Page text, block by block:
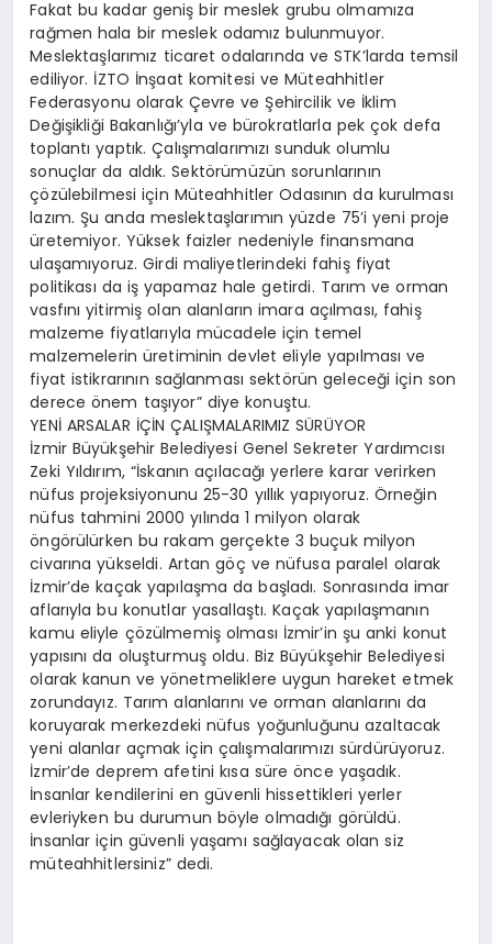
Fakat bu kadar geniş bir meslek grubu olmamıza
rağmen hala bir meslek odamız bulunmuyor.
Meslektaşlarımız ticaret odalarında ve STK’larda temsil
ediliyor. İZTO İnşaat komitesi ve Müteahhitler
Federasyonu olarak Çevre ve Şehircilik ve İklim
Değişikliği Bakanlığı’yla ve bürokratlarla pek çok defa
toplantı yaptık. Çalışmalarımızı sunduk olumlu
sonuçlar da aldık. Sektörümüzün sorunlarının
çözülebilmesi için Müteahhitler Odasının da kurulması
lazım. Şu anda meslektaşlarımın yüzde 75’i yeni proje
üretemiyor. Yüksek faizler nedeniyle finansmana
ulaşamıyoruz. Girdi maliyetlerindeki fahiş fiyat
politikası da iş yapamaz hale getirdi. Tarım ve orman
vasfını yitirmiş olan alanların imara açılması, fahiş
malzeme fiyatlarıyla mücadele için temel
malzemelerin üretiminin devlet eliyle yapılması ve
fiyat istikrarının sağlanması sektörün geleceği için son
derece önem taşıyor” diye konuştu.
YENİ ARSALAR İÇİN ÇALIŞMALARIMIZ SÜRÜYOR
İzmir Büyükşehir Belediyesi Genel Sekreter Yardımcısı
Zeki Yıldırım, “İskanın açılacağı yerlere karar verirken
nüfus projeksiyonunu 25-30 yıllık yapıyoruz. Örneğin
nüfus tahmini 2000 yılında 1 milyon olarak
öngörülürken bu rakam gerçekte 3 buçuk milyon
civarına yükseldi. Artan göç ve nüfusa paralel olarak
İzmir’de kaçak yapılaşma da başladı. Sonrasında imar
aflarıyla bu konutlar yasallaştı. Kaçak yapılaşmanın
kamu eliyle çözülmemiş olması İzmir’in şu anki konut
yapısını da oluşturmuş oldu. Biz Büyükşehir Belediyesi
olarak kanun ve yönetmeliklere uygun hareket etmek
zorundayız. Tarım alanlarını ve orman alanlarını da
koruyarak merkezdeki nüfus yoğunluğunu azaltacak
yeni alanlar açmak için çalışmalarımızı sürdürüyoruz.
İzmir’de deprem afetini kısa süre önce yaşadık.
İnsanlar kendilerini en güvenli hissettikleri yerler
evleriyken bu durumun böyle olmadığı görüldü.
İnsanlar için güvenli yaşamı sağlayacak olan siz
müteahhitlersiniz” dedi.